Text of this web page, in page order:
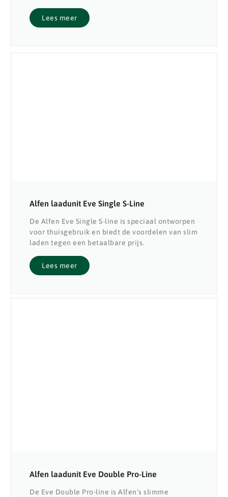
Lees meer
Alfen laadunit Eve Single S-Line
De Alfen Eve Single S-line is speciaal ontworpen
voor thuisgebruik en biedt de voordelen van slim
laden tegen een betaalbare prijs.
Lees meer
Alfen laadunit Eve Double Pro-Line
De Eve Double Pro-line is Alfen’s slimme